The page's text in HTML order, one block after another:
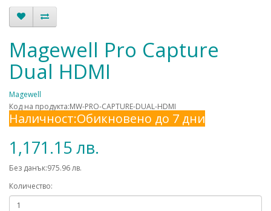
Magewell Pro Capture
Dual HDMI
Magewell
Код на продукта:MW-PRO-CAPTURE-DUAL-HDMI
Наличност:Обикновено до 7 дни
1,171.15 лв.
Без данък:975.96 лв.
Количество: